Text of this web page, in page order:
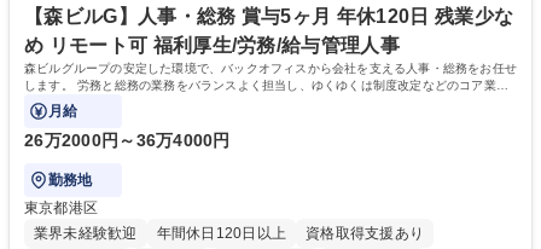
【森ビルG】人事・総務 賞与5ヶ月 年休120日 残業少な
め リモート可 福利厚生/労務/給与管理人事
森ビルグループの安定した環境で、バックオフィスから会社を支える人事・総務をお任せ
します。 労務と総務の業務をバランスよく担当し、ゆくゆくは制度改定などのコア業務
にも挑戦できる、やりがいある環境です。
月給
26万2000円～36万4000円
勤務地
東京都港区
業界未経験歓迎
年間休日120日以上 資格取得支援あり